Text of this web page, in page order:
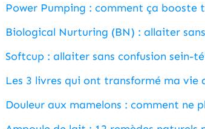
Power Pumping : comment ça
Biological Nurturing (BN) : allaiter
Softcup : allaiter sans confusion sein-
Les 3 livres qui ont transformé ma vie
Douleur aux mamelons : comment ne